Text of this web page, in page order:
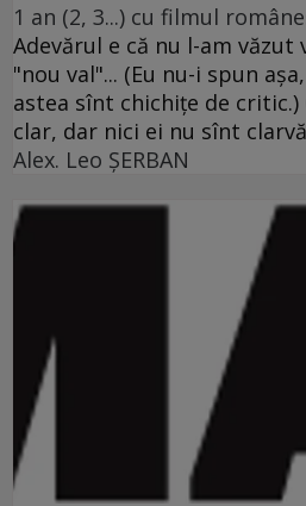
1 an (2, 3...) cu filmul
Adevărul e că nu l-am văzut
"nou val"... (Eu nu-i spun
astea sînt chichiţe de
clar, dar nici ei nu sînt
Alex. Leo ŞERBAN